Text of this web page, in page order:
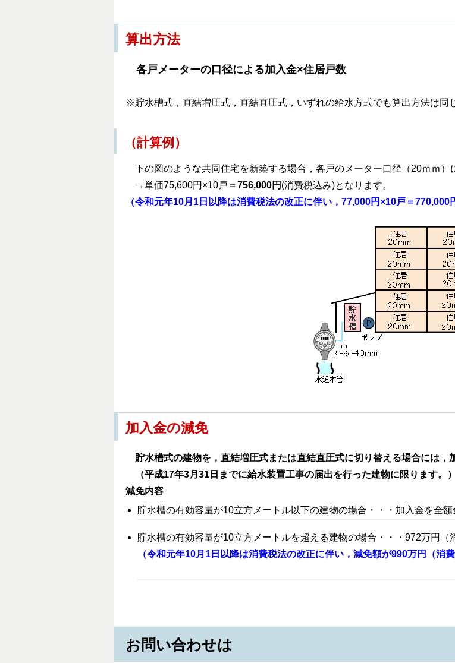
算出方法
各戸メーターの口径による加入金×住居戸数
※貯水槽式，直結増圧式，直結直圧式，いずれの給水方式でも算出方法は同
（計算例）
下の図のような共同住宅を新築する場合，各戸のメーター口径（20ｍｍ）
→単価75,600円×10戸＝ 756,000円 (消費税込み)となります。
（令和元年10月1日以降は消費税法の改正に伴い，77,000円×10戸＝770,000
加入金の減免
貯水槽式の建物を，直結増圧式または直結直圧式に切り替える場合には，
（平成17年3月31日までに給水装置工事の届出を行った建物に限ります。）
減免内容
貯水槽の有効容量が10立方メートル以下の建物の場合・・・加入金を全額
貯水槽の有効容量が10立方メートルを超える建物の場合・・・972万円（
（令和元年10月1日以降は消費税法の改正に伴い，減免額が990万円（消
お問い合わせは